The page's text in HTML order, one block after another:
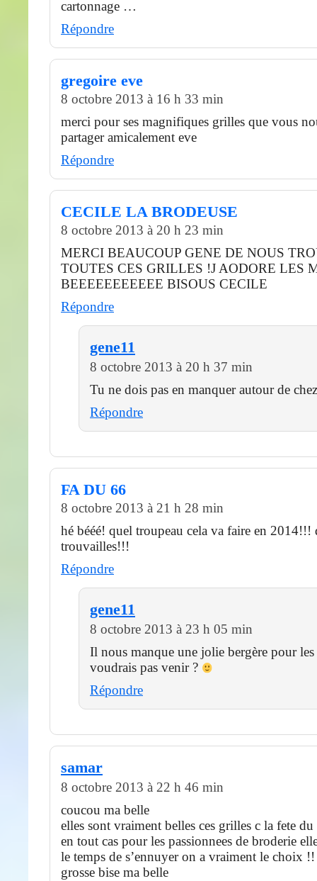
cartonnage …
Répondre
gregoire eve
8 octobre 2013 à 16 h 33 min
merci pour ses magnifiques grilles que vous
partager amicalement eve
Répondre
CECILE LA BRODEUSE
8 octobre 2013 à 20 h 23 min
MERCI BEAUCOUP GENE DE NOUS
TOUTES CES GRILLES !J AODORE LES
BEEEEEEEEEEE BISOUS CECILE
Répondre
gene11
8 octobre 2013 à 20 h 37 min
Tu ne dois pas en manquer autour de
Répondre
FA DU 66
8 octobre 2013 à 21 h 28 min
hé bééé! quel troupeau cela va faire en 2014!!!
trouvailles!!!
Répondre
gene11
8 octobre 2013 à 23 h 05 min
Il nous manque une jolie bergère pour les
voudrais pas venir ?
Répondre
samar
8 octobre 2013 à 22 h 46 min
coucou ma belle
elles sont vraiment belles ces grilles c la fete
en tout cas pour les passionnees de broderie
le temps de s’ennuyer on a vraiment le choix !!
grosse bise ma belle